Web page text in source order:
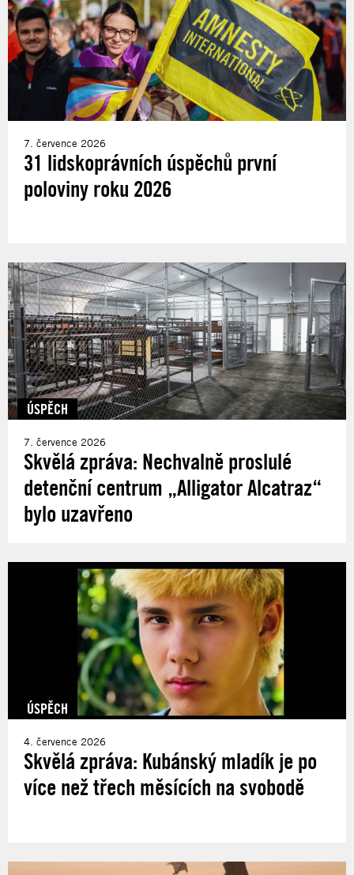
7. července 2026
31 lidskoprávních úspěchů první
poloviny roku 2026
ÚSPĚCH
7. července 2026
Skvělá zpráva: Nechvalně proslulé
detenční centrum „Alligator Alcatraz“
bylo uzavřeno
ÚSPĚCH
4. července 2026
Skvělá zpráva: Kubánský mladík je po
více než třech měsících na svobodě